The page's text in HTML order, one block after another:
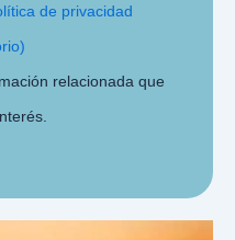
de privacidad
relacionada que